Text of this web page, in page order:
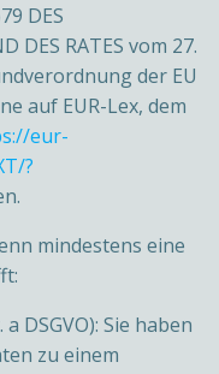
DES
DES RATES vom 27.
der EU
auf EUR-Lex, dem
eur-
?
mindestens eine
DSGVO): Sie haben
zu einem